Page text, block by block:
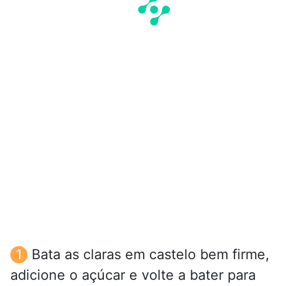
Bata as claras em castelo bem firme,
adicione o açúcar e volte a bater para